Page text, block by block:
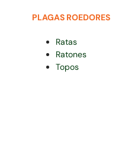
PLAGAS ROEDORES
Ratas
Ratones
Topos